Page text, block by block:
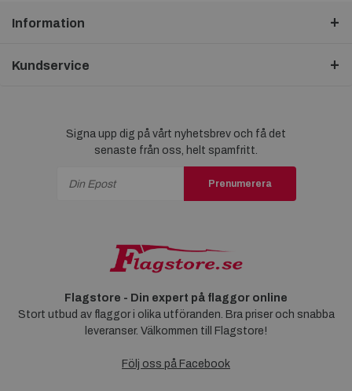
Information
Kundservice
Signa upp dig på vårt nyhetsbrev och få det
senaste från oss, helt spamfritt.
Prenumerera
Flagstore - Din expert på flaggor online
Stort utbud av flaggor i olika utföranden. Bra priser och snabba
leveranser. Välkommen till Flagstore!
Följ oss på Facebook